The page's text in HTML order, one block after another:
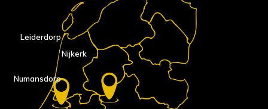
Nijkerk
Numansdorp
Leiderdorp